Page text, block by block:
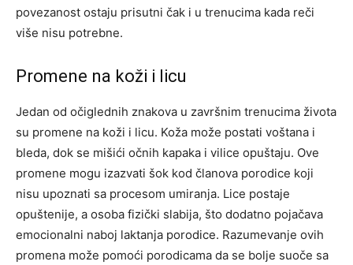
povezanost ostaju prisutni čak i u trenucima kada reči
više nisu potrebne.
Promene na koži i licu
Jedan od očiglednih znakova u završnim trenucima života
su promene na koži i licu. Koža može postati voštana i
bleda, dok se mišići očnih kapaka i vilice opuštaju. Ove
promene mogu izazvati šok kod članova porodice koji
nisu upoznati sa procesom umiranja. Lice postaje
opuštenije, a osoba fizički slabija, što dodatno pojačava
emocionalni naboj laktanja porodice. Razumevanje ovih
promena može pomoći porodicama da se bolje suoče sa